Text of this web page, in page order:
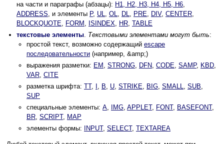
на части и параграфы (абзацы): H1, H2, H3, H4, H5, H6,
ADDRESS, и элементы P, UL, OL, DL, PRE, DIV, CENTER,
BLOCKQUOTE, FORM , ISINDEX, HR, TABLE
текстовые элементы. Текстовыми элементами могут быть:
простой текст, возможно содержащий escape
последовательности (например, &amp;)
выражения разметки: EM , STRONG, DFN, CODE, SAMP, KBD,
VAR, CITE
разметка шрифта: TT, , B, U, STRIKE, BIG, SMALL, SUB,
SUP
специальные элементы: A, IMG, APPLET, FONT, BASEFONT,
BR, SCRIPT, MAP
элементы формы:
INPUT, SELECT, TEXTAREA